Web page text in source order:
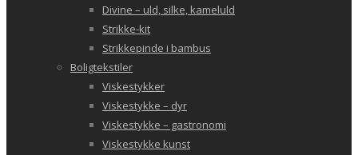
Divine – uld, silke, kameluld
Strikke-kit
Strikkepinde i bambus
Boligtekstiler
Viskestykker
Viskestykke – dyr
Viskestykke – gastronomi
Viskestykke kunst